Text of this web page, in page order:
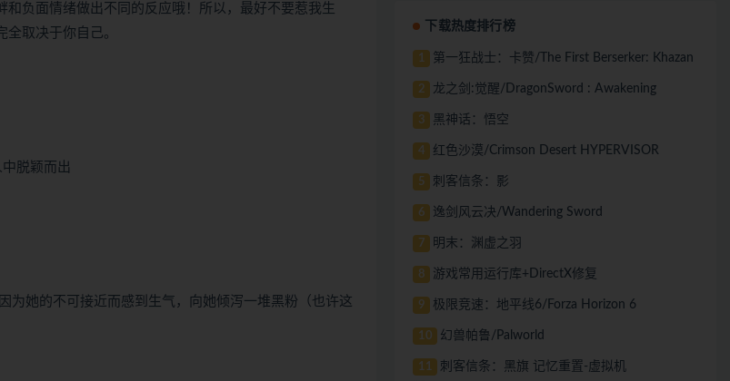
负面情绪做出不同的反应哦！所以，最好不要惹我生
取决于你自己。
脱颖而出
为她的不可接近而感到生气，向她倾泻一堆黑粉（也许这
下载热度排行榜
1 第一狂战士：卡赞/The First Berserker: Khazan
2 龙之剑:觉醒/DragonSword : Awakening
3 黑神话：悟空
4 红色沙漠/Crimson Desert HYPERVISOR
5 刺客信条：影
6 逸剑风云决/Wandering Sword
7 明末：渊虚之羽
8 游戏常用运行库+DirectX修复
9 极限竞速：地平线6/Forza Horizon 6
10 幻兽帕鲁/Palworld
11
刺客信条：黑旗 记忆重置-虚拟机